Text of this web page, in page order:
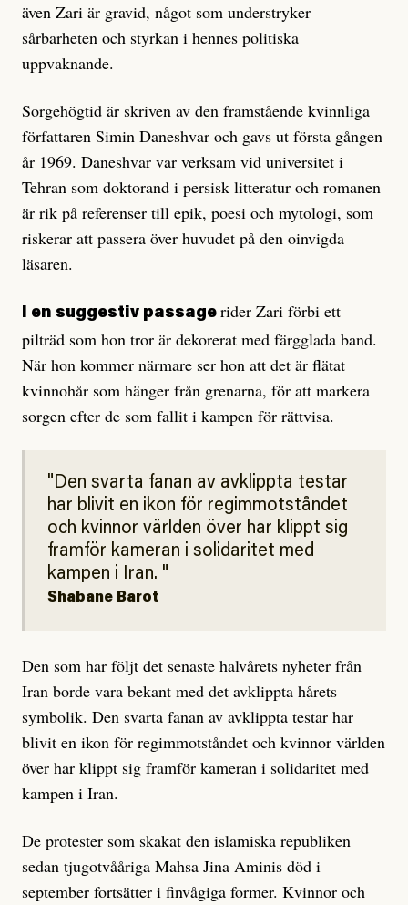
även Zari är gravid, något som understryker
sårbarheten och styrkan i hennes politiska
uppvaknande.
Sorgehögtid är skriven av den framstående kvinnliga
författaren Simin Daneshvar och gavs ut första gången
år 1969. Daneshvar var verksam vid universitet i
Tehran som doktorand i persisk litteratur och romanen
är rik på referenser till epik, poesi och mytologi, som
riskerar att passera över huvudet på den oinvigda
läsaren.
I en suggestiv passage rider Zari förbi ett
pilträd som hon tror är dekorerat med färgglada band.
När hon kommer närmare ser hon att det är flätat
kvinnohår som hänger från grenarna, för att markera
sorgen efter de som fallit i kampen för rättvisa.
Den svarta fanan av avklippta testar
har blivit en ikon för regimmotståndet
och kvinnor världen över har klippt sig
framför kameran i solidaritet med
kampen i Iran.
Shabane Barot
Den som har följt det senaste halvårets nyheter från
Iran borde vara bekant med det avklippta hårets
symbolik. Den svarta fanan av avklippta testar har
blivit en ikon för regimmotståndet och kvinnor världen
över har klippt sig framför kameran i solidaritet med
kampen i Iran.
De protester som skakat den islamiska republiken
sedan tjugotvååriga Mahsa Jina Aminis död i
september fortsätter i finvågiga former. Kvinnor och